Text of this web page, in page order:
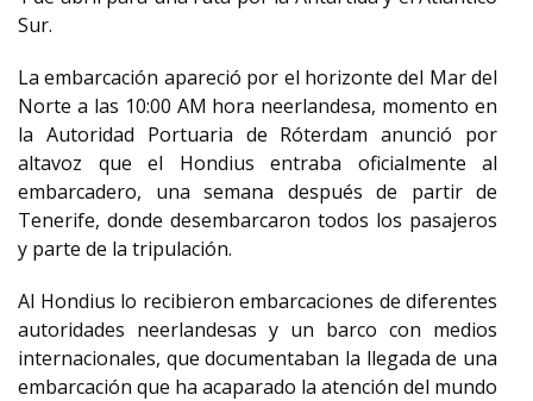
Sur.
La embarcación apareció por el horizonte del Mar del
Norte a las 10:00 AM hora neerlandesa, momento en
la Autoridad Portuaria de Róterdam anunció por
altavoz que el Hondius entraba oficialmente al
embarcadero, una semana después de partir de
Tenerife, donde desembarcaron todos los pasajeros
y parte de la tripulación.
Al Hondius lo recibieron embarcaciones de diferentes
autoridades neerlandesas y un barco con medios
internacionales, que documentaban la llegada de una
embarcación que ha acaparado la atención del mundo